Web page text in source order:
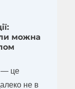
можна
— це
не в